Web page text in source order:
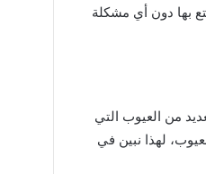
بها دون أي مشكلة
من العيوب التي
لهذا نبين في